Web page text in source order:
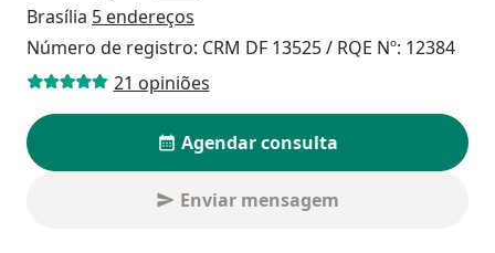
Brasília 5 endereços
Número de registro: CRM DF 13525 / RQE Nº: 12384
21 opiniões
Agendar consulta
Enviar mensagem